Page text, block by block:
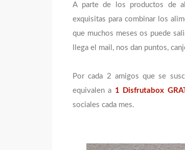
A parte de los productos de
exquisitas para combinar los
que muchos meses os puede
llega el mail, nos dan puntos,
Por cada 2 amigos que se
equivalen a 1 Disfrutabox
sociales cada mes.